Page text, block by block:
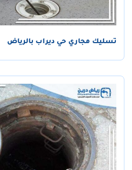
تسليك مجاري حي ديراب بالرياض